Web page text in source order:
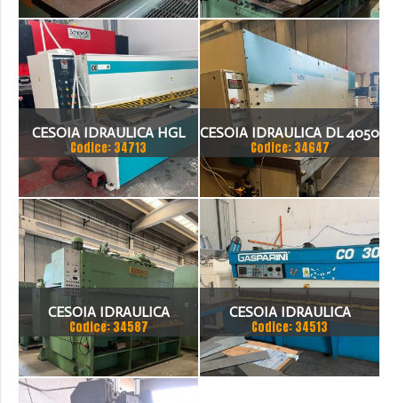
3006
CESOIA IDRAULICA HGL
3100 X 8MM
Codice: 34713
CESOIA IDRAULICA DL 4050
X4X200
Codice: 34647
CESOIA IDRAULICA
BARIOLA 3050 X 20
Codice: 34587
CESOIA IDRAULICA
GASPARINI CO 3006
Codice: 34513